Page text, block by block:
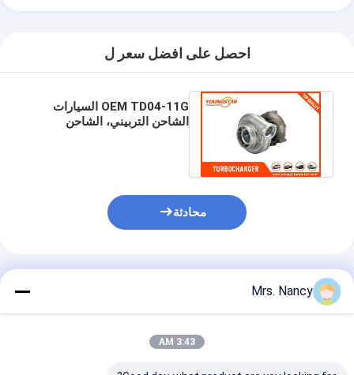
احصل على افضل سعر ل
OEM TD04-11G السيارات
الشاحن التربيني، الشاحن
محادثة
المنتجات الموصى بها
Mrs. Nancy
3:43 AM